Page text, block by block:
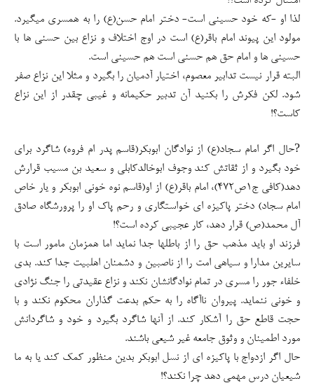
لذا او -که خود حسینی است- دختر امام حسن(ع) را به همسری میگیرد.
مولود این پیوند امام باقر(ع) است در اوج اختلاف و نزاع بین حسنی ها با
حسینی ها و امام حق هم حسنی است هم حسینی است.
البته قرار نیست تدابیر معصوم، اختیار آدمیان را بگیرد و مثلا این نزاع صفر
شود. لکن فکرش را بکنید آن تدبیر حکیمانه و غیبی چقدر از این نزاع
کاست؟!
?حال اگر امام سجاد(ع) از نوادگان ابوبکر(قاسم پدر ام فروه) شاگرد برای
خود بگیرد و از ثقاتش کند وجوف ابوخالدکابلی و سعید بن مسیب قرارش
دهد(کافی ج۱ص۴۷۲)، امام باقر(ع) از او(قاسم نوه خونی ابوبکر و یار خاص
امام سجاد) دختر پاکیزه ای خواستگاری و رحم پاک او را پرورشگاه صادق
آل محمد(ص) قرار دهد، کار عجیبی کرده است؟!
فرزند او باید مذهب حق را از باطلها جدا نماید اما همزمان مامور است با
سایرین مدارا و سیاهی امت را از ناصبین و دشمنان اهلبیت جدا کند. بدی
خلفاء جور را مسری در تمام نوادگانشان نکند و نزاع عقیدتی را جنگ نژادی
و خونی ننماید. پیروان ناآگاه را به حکم بدعت گذاران محکوم نکند و با
حجت قاطع حق را آشکار کند. از آنها شاگرد بگیرد و خود و شاگردانش
مورد اطمینان و وثوق جامعه غیر شیعی باشند.
حال اگر ازدواج با پاکیزه ای از نسل ابوبکر بدین منظور کمک کند یا به ما
شیعیان درس مهمی دهد چرا نکند؟!